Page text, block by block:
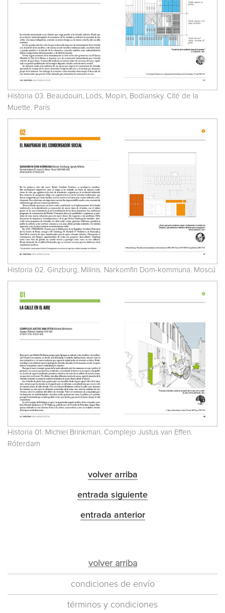
Historia 03. Beaudouin, Lods, Mopin, Bodiansky. Cité de la
Muette. París
Historia 02. Ginzburg, Milinis. Narkomfin Dom-kommuna. Moscú
Historia 01. Michiel Brinkman. Complejo Justus van Effen.
Róterdam
volver arriba
entrada siguiente
entrada anterior
volver arriba
condiciones de envío
términos y condiciones